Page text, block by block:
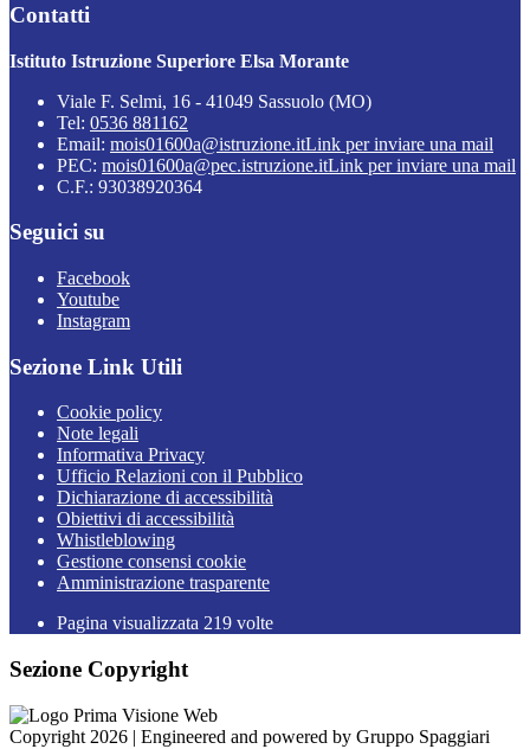
Contatti
Istituto Istruzione Superiore Elsa Morante
Viale F. Selmi, 16 - 41049 Sassuolo (MO)
Tel: 0536 881162
Email: mois01600a@istruzione.itLink per inviare una mail
PEC: mois01600a@pec.istruzione.itLink per inviare una mail
C.F.: 93038920364
Seguici su
Facebook
Youtube
Instagram
Sezione Link Utili
Cookie policy
Note legali
Informativa Privacy
Ufficio Relazioni con il Pubblico
Dichiarazione di accessibilità
Obiettivi di accessibilità
Whistleblowing
Gestione consensi cookie
Amministrazione trasparente
Pagina visualizzata 219 volte
Sezione Copyright
Copyright 2026 | Engineered and powered by Gruppo Spaggiari